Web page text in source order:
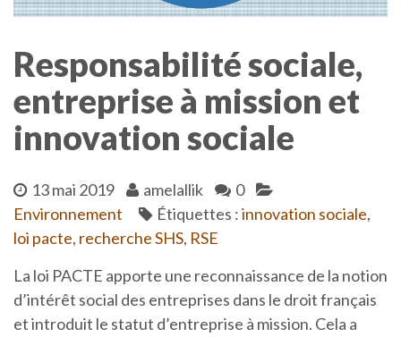
Responsabilité sociale,
entreprise à mission et
innovation sociale
13 mai 2019 amelallik
0
Environnement
Étiquettes :innovation sociale,
loi pacte, recherche SHS, RSE
La loi PACTE apporte une reconnaissance de la notion
d’intérêt social des entreprises dans le droit français
et introduit le statut d’entreprise à mission. Cela a